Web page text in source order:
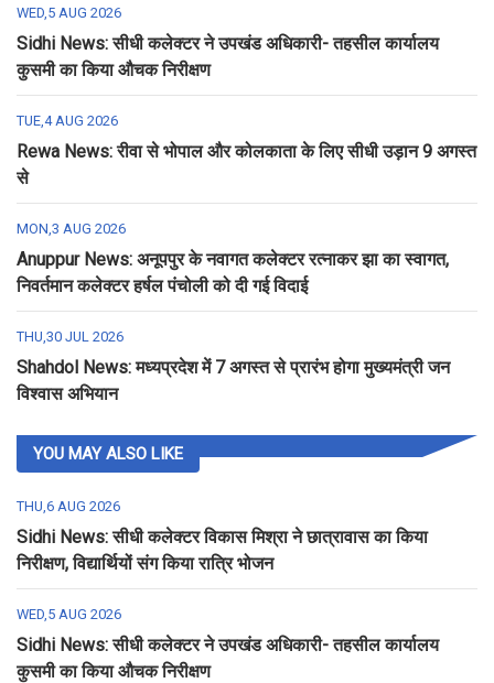
WED,5 AUG 2026
Sidhi News: सीधी कलेक्टर ने उपखंड अधिकारी- तहसील कार्यालय
कुसमी का किया औचक निरीक्षण
TUE,4 AUG 2026
Rewa News: रीवा से भोपाल और कोलकाता के लिए सीधी उड़ान 9 अगस्त
से
MON,3 AUG 2026
Anuppur News: अनूपपुर के नवागत कलेक्टर रत्नाकर झा का स्वागत,
निवर्तमान कलेक्टर हर्षल पंचोली को दी गई विदाई
THU,30 JUL 2026
Shahdol News: मध्यप्रदेश में 7 अगस्त से प्रारंभ होगा मुख्यमंत्री जन
विश्वास अभियान
YOU MAY ALSO LIKE
THU,6 AUG 2026
Sidhi News: सीधी कलेक्टर विकास मिश्रा ने छात्रावास का किया
निरीक्षण, विद्यार्थियों संग किया रात्रि भोजन
WED,5 AUG 2026
Sidhi News: सीधी कलेक्टर ने उपखंड अधिकारी- तहसील कार्यालय
कुसमी का किया औचक निरीक्षण